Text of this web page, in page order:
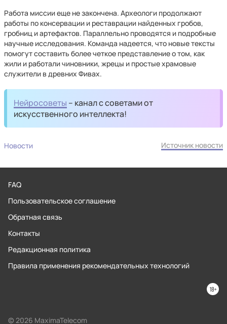
Работа миссии еще не закончена. Археологи продолжают
работы по консервации и реставрации найденных гробов,
гробниц и артефактов. Параллельно проводятся и подробные
научные исследования. Команда надеется, что новые тексты
помогут составить более четкое представление о том, как
жили и работали чиновники, жрецы и простые храмовые
служители в древних Фивах.
Нейросоветы – канал с советами от
искусственного интеллекта!
Новости Источник новости
FAQ
Пользовательское соглашение
Обратная связь
Контакты
Редакционная политика
Правила применения рекомендательных технологий
© 2026 MaximaTelecom